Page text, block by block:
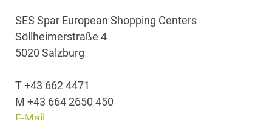
SES Spar European Shopping Centers
Söllheimerstraße 4
5020 Salzburg
T +43 662 4471
M +43 664 2650 450